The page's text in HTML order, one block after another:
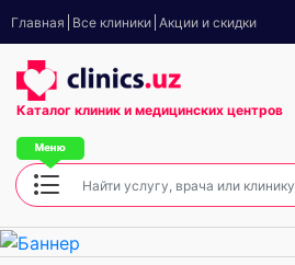
Главная Все клиники Акции и скидки
Каталог клиник и медицинских центров